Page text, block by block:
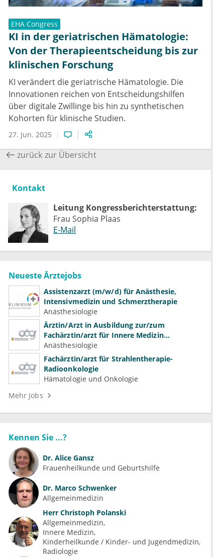
EHA Congress
KI in der geriatrischen Hämatologie:
Von der Therapieentscheidung bis zur
klinischen Forschung
KI verändert die geriatrische Hämatologie. Die
Innovationen reichen von Entscheidungshilfen
über digitale Zwillinge bis hin zu synthetischen
Kohorten für klinische Studien.
27. Jun. 2025
zurück zur Übersicht
Kontakt
Leitung Kongressberichterstattung:
Frau Sophia Plaas
E-Mail
Neueste Ärztejobs
Assistenzarzt (m/w/d) für Anästhesie,
Intensivmedizin und Schmerztherapie
Anästhesiologie
Ärztin/Arzt in Ausbildung zur/zum
Fachärztin/arzt für Innere Medizin
(Kardiologie, Nephrologie, Intensivmedizin)
Anästhesiologie
Fachärztin/arzt für Strahlentherapie-
Radioonkologie
Hämatologie und Onkologie
Mehr Jobs
Kennen Sie ...?
Dr. Alice Gansz
Frauenheilkunde und Geburtshilfe
Dr. Marco Schwenker
Allgemeinmedizin
Herr Christoph Polanski
Allgemeinmedizin
Innere Medizin
Kinderheilkunde / Kinder- und Jugendmedizin
Radiologie